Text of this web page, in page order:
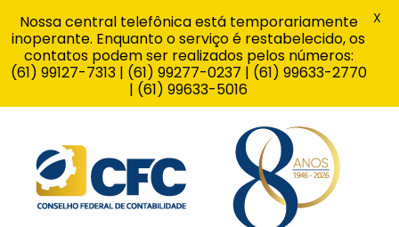
Nossa central telefônica está temporariamente
inoperante. Enquanto o serviço é restabelecido, os
contatos podem ser realizados pelos números:
(61) 99127-7313 | (61) 99277-0237 | (61) 99633-2770
| (61) 99633-5016
X